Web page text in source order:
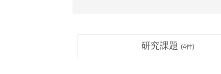
研究課題 (4件)